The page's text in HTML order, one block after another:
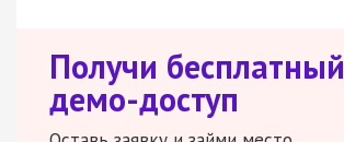
Получи бесплатный
демо-доступ